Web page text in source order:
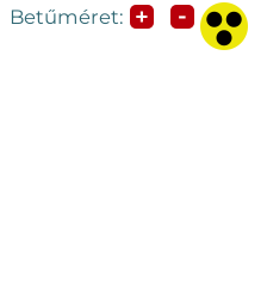
Betűméret: + -